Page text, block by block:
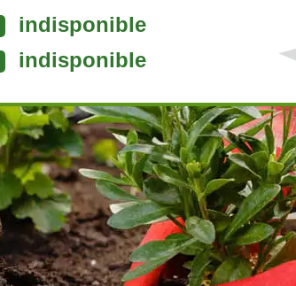
indisponible
indisponible